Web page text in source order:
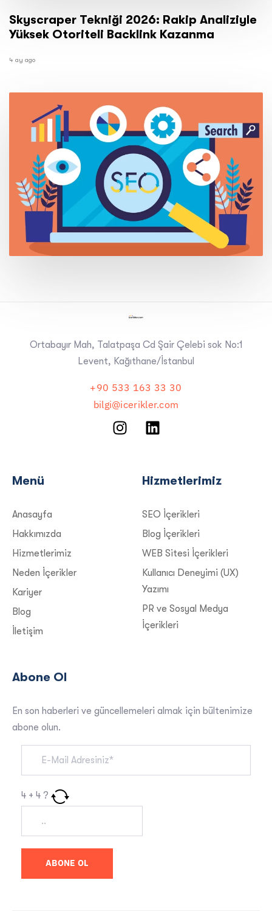
Skyscraper Tekniği 2026: Rakip Analiziyle
Yüksek Otoriteli Backlink Kazanma
4 ay ago
Ortabayır Mah, Talatpaşa Cd Şair Çelebi sok No:1
Levent, Kağıthane/İstanbul
+90 533 163 33 30
bilgi@icerikler.com
Menü
Anasayfa
Hakkımızda
Hizmetlerimiz
Neden İçerikler
Kariyer
Blog
İletişim
Hizmetlerimiz
SEO İçerikleri
Blog İçerikleri
WEB Sitesi İçerikleri
Kullanıcı Deneyimi (UX)
Yazımı
PR ve Sosyal Medya
İçerikleri
Abone Ol
En son haberleri ve güncellemeleri almak için bültenimize
abone olun.
4 + 4 ?